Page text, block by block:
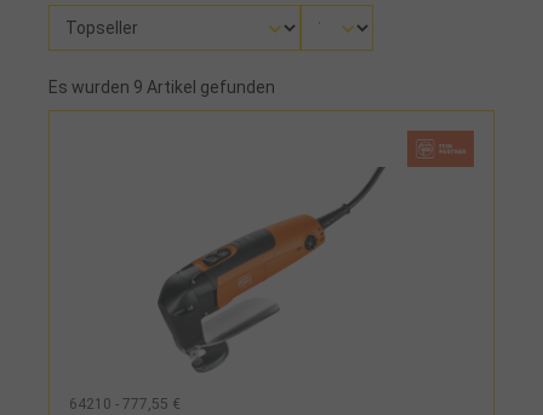
Es wurden 9 Artikel gefunden
64210 - 777,55 €